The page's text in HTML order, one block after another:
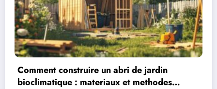
Comment construire un abri de jardin
bioclimatique : materiaux et methodes